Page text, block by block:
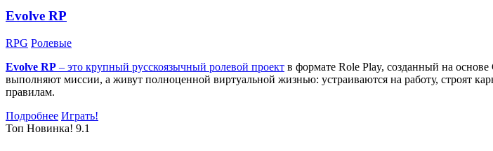
Evolve RP
RPG Ролевые
Evolve RP – это крупный русскоязычный ролевой проект в формате Role Play, созданный на
выполняют миссии, а живут полноценной виртуальной жизнью: устраиваются на работу, строят
правилам.
Подробнее Играть!
Топ Новинка! 9.1